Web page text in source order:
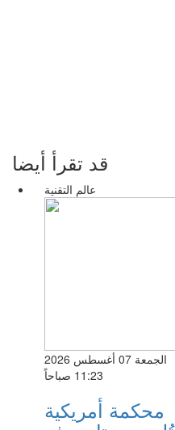
قد تقرأ أيضا
عالم التقنية
الجمعة 07 أغسطس 2026
11:23 صباحاً
محكمة أمريكية